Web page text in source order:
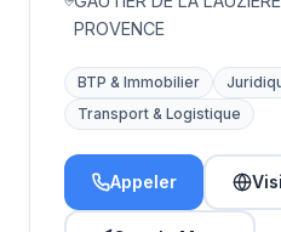
PROVENCE
BTP & Immobilier
Transport & Logistique
Appeler